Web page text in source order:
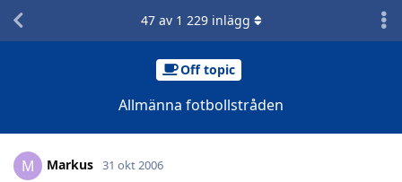
Off topic
Allmänna fotbollstråden
47av 1 229inlägg
M Markus 31 okt 2006